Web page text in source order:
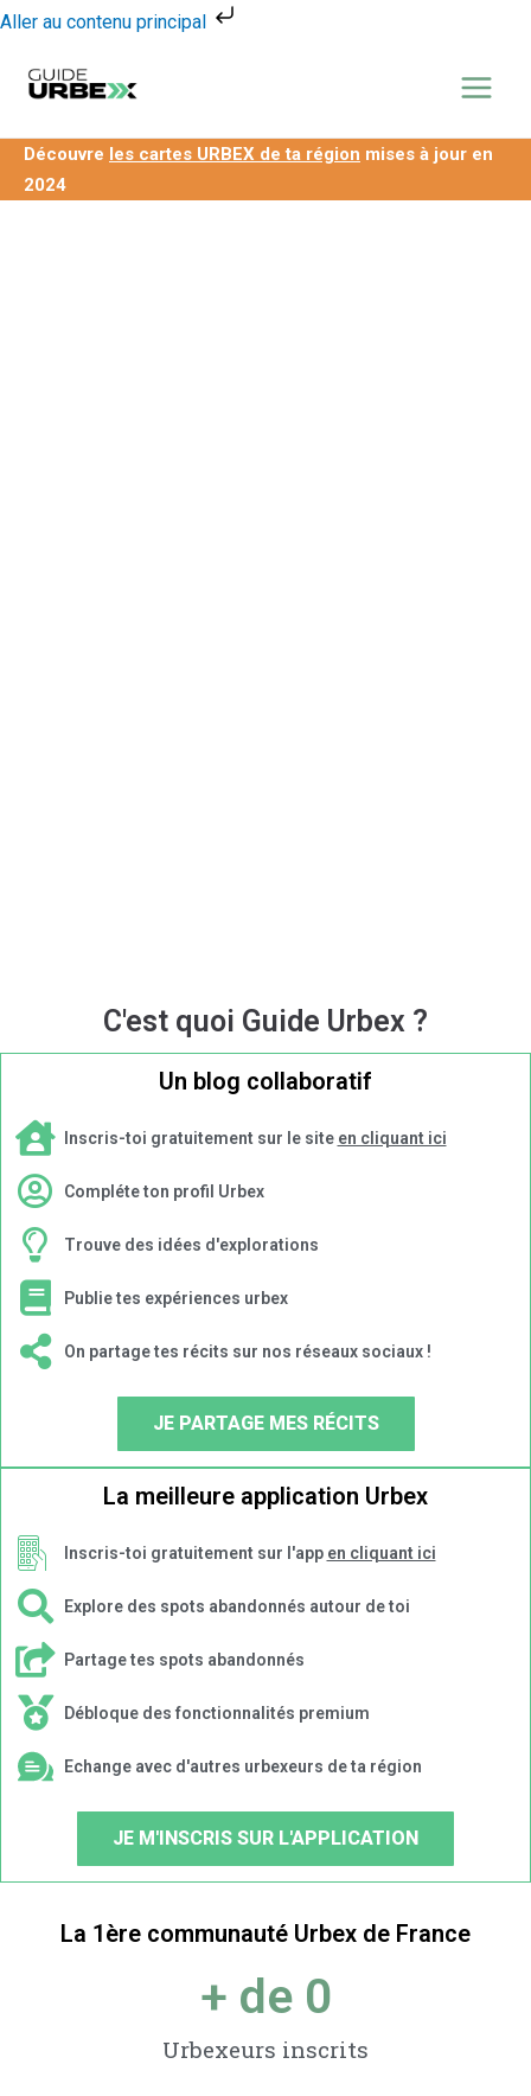
Aller au contenu principal
Aller
contenu
Découvre les cartes URBEX de ta région mises à jour en
2024
C'est quoi Guide Urbex ?
Un blog collaboratif
Inscris-toi gratuitement sur le site en cliquant ici
Compléte ton profil Urbex
Trouve des idées d'explorations
Publie tes expériences urbex
On partage tes récits sur nos réseaux sociaux !
JE PARTAGE MES RÉCITS
La meilleure application Urbex
Inscris-toi gratuitement sur l'app en cliquant ici
Explore des spots abandonnés autour de toi
Partage tes spots abandonnés
Débloque des fonctionnalités premium
Echange avec d'autres urbexeurs de ta région
JE M'INSCRIS SUR L'APPLICATION
La 1ère communauté Urbex de France
Urbexeurs inscrits
+ de 0